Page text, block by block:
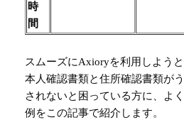
時
間
スムーズにAxioryを利用しようと
本人確認書類と住所確認書類が
されないと困っている方に、よ
例をこの記事で紹介します。